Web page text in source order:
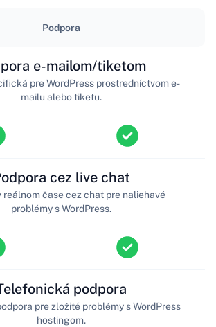
Podpora
e-mailom/tiketom
pre WordPress prostredníctvom e-
mailu alebo tiketu.
cez live chat
reálnom čase cez chat pre naliehavé
problémy s WordPress.
podpora
pre zložité problémy s WordPress
hostingom.